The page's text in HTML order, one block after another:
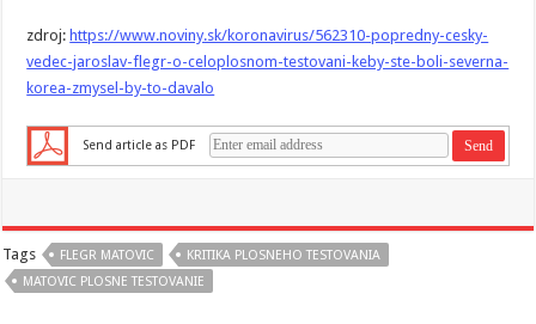
zdroj: https://www.noviny.sk/koronavirus/562310-popredny-cesky-
vedec-jaroslav-flegr-o-celoplosnom-testovani-keby-ste-boli-severna-
korea-zmysel-by-to-davalo
Send article as PDF
Tags FLEGR MATOVIC
KRITIKA PLOSNEHO TESTOVANIA
MATOVIC PLOSNE TESTOVANIE